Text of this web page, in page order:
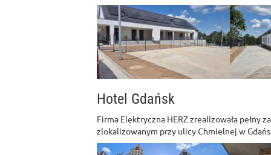
Hotel Gdańsk
Firma Elektryczna HERZ zrealizowała
zlokalizowanym przy ulicy Chmielnej w